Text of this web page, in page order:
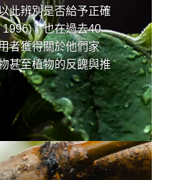
此辨別是否給予正確
；也在過去40
者獲得關於他們家
甚至植物的反餽與推